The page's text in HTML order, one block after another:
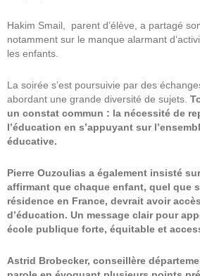
Hakim Smail, parent d’élève, a partagé
notamment sur le manque alarmant
les enfants.
La soirée s’est poursuivie par des
abordant une grande diversité de sujets.
un constat commun : la nécessité de
l’éducation en s’appuyant sur
éducative.
Pierre Ouzoulias a également insisté
affirmant que chaque enfant, quel que
résidence en France, devrait avoir
d’éducation. Un message clair pour
école publique forte, équitable et
Astrid Brobecker, conseillère